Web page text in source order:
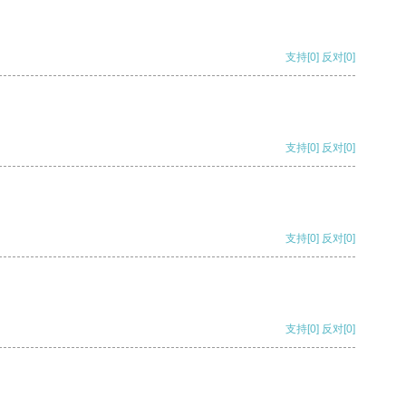
支持[0] 反对[0]
支持[0] 反对[0]
支持[0] 反对[0]
支持[0] 反对[0]